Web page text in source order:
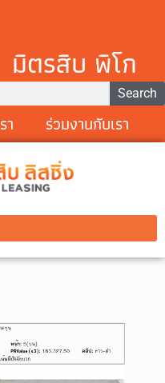
มิตรสิบ พิโก
Search
า ร่วมงานกับเรา